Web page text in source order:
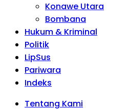
Konawe Utara
Bombana
Hukum & Kriminal
Politik
LipSus
Pariwara
Indeks
Tentang Kami